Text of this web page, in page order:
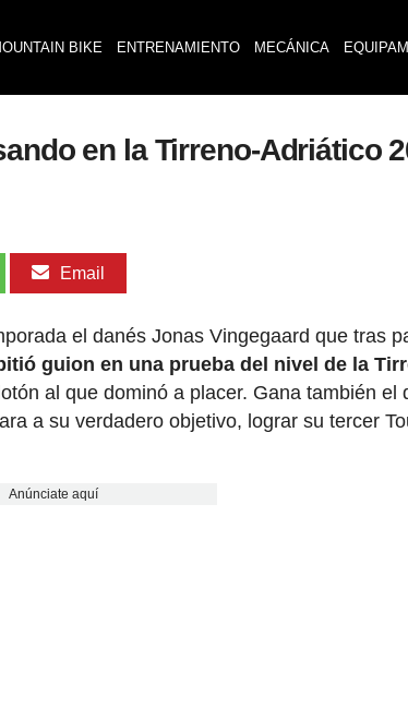
BIKE ENTRENAMIENTO MECÁNICA
en la Tirreno-Adriático
Email
el danés Jonas Vingegaard que tras
guion en una prueba del nivel de la
al que dominó a placer. Gana también el
a su verdadero objetivo, lograr su tercer
Anúnciate aquí